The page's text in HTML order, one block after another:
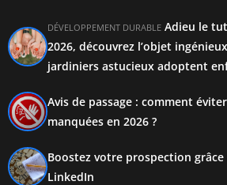
DÉVELOPPEMENT DURABLE Adieu le
2026, découvrez l’objet
jardiniers astucieux adoptent
Avis de passage : comment
manquées en 2026 ?
Boostez votre prospection
LinkedIn